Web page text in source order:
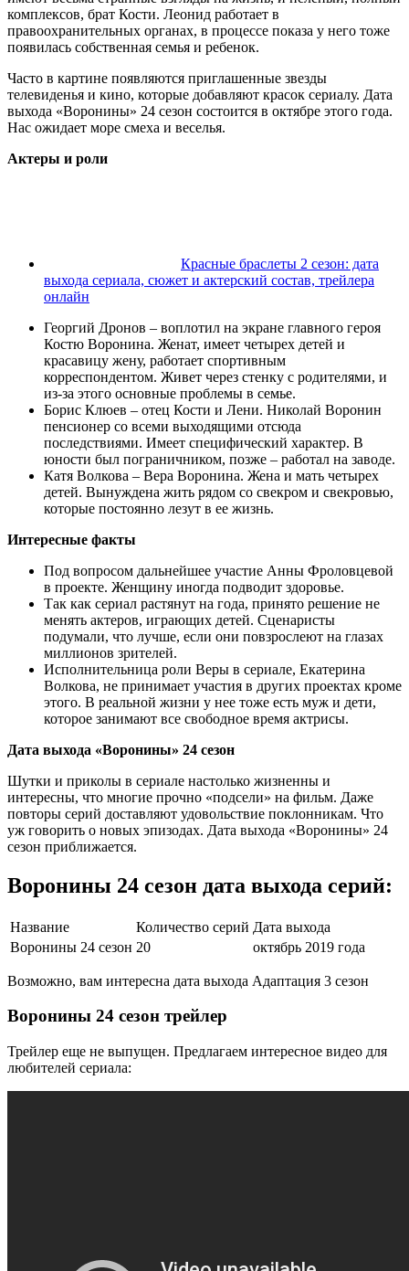
комплексов, брат Кости. Леонид работает в
правоохранительных органах, в процессе показа у него тоже
появилась собственная семья и ребенок.
Часто в картине появляются приглашенные звезды
телевиденья и кино, которые добавляют красок сериалу. Дата
выхода «Воронины» 24 сезон состоится в октябре этого года.
Нас ожидает море смеха и веселья.
Актеры и роли
Красные браслеты 2 сезон: дата
выхода сериала, сюжет и актерский состав, трейлера
онлайн
Георгий Дронов – воплотил на экране главного героя
Костю Воронина. Женат, имеет четырех детей и
красавицу жену, работает спортивным
корреспондентом. Живет через стенку с родителями, и
из-за этого основные проблемы в семье.
Борис Клюев – отец Кости и Лени. Николай Воронин
пенсионер со всеми выходящими отсюда
последствиями. Имеет специфический характер. В
юности был пограничником, позже – работал на заводе.
Катя Волкова – Вера Воронина. Жена и мать четырех
детей. Вынуждена жить рядом со свекром и свекровью,
которые постоянно лезут в ее жизнь.
Интересные факты
Под вопросом дальнейшее участие Анны Фроловцевой
в проекте. Женщину иногда подводит здоровье.
Так как сериал растянут на года, принято решение не
менять актеров, играющих детей. Сценаристы
подумали, что лучше, если они повзрослеют на глазах
миллионов зрителей.
Исполнительница роли Веры в сериале, Екатерина
Волкова, не принимает участия в других проектах кроме
этого. В реальной жизни у нее тоже есть муж и дети,
которое занимают все свободное время актрисы.
Дата выхода «Воронины» 24 сезон
Шутки и приколы в сериале настолько жизненны и
интересны, что многие прочно «подсели» на фильм. Даже
повторы серий доставляют удовольствие поклонникам. Что
уж говорить о новых эпизодах. Дата выхода «Воронины» 24
сезон приближается.
Воронины 24 сезон дата выхода серий:
Название Количество серий Дата выхода
Воронины 24 сезон 20 октябрь 2019 года
Возможно, вам интересна дата выхода Адаптация 3 сезон
Воронины 24 сезон трейлер
Трейлер еще не выпущен. Предлагаем интересное видео для
любителей сериала: